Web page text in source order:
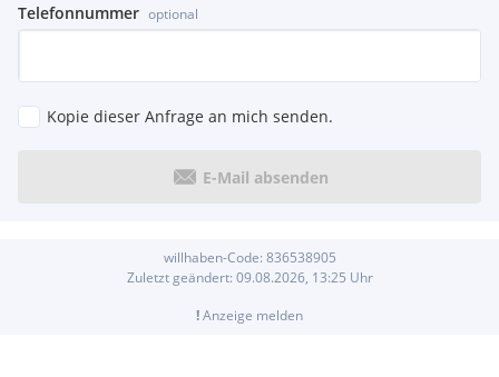
Telefonnummer optional
Kopie dieser Anfrage an mich senden.
E-Mail absenden
willhaben-Code: 836538905
Zuletzt geändert: 09.08.2026, 13:25 Uhr
!Anzeige melden